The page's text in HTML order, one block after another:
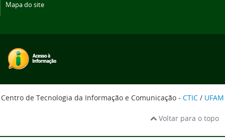
Mapa do site
Centro de Tecnologia da Informação e Comunicação - CTIC / UFAM
Voltar para o topo